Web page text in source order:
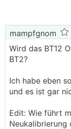
mampfgnom
Wird das BT12
BT2?
Ich habe eben
und es ist gar
Edit: Wie führt
Neukalibrierung